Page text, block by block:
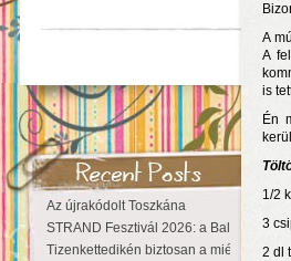
Az újrakódolt Toszkána
STRAND Fesztivál 2026: a Balaton
Tizenkettedikén biztosan a miénk a
A
A
is
Én
1/2
3
2 dl